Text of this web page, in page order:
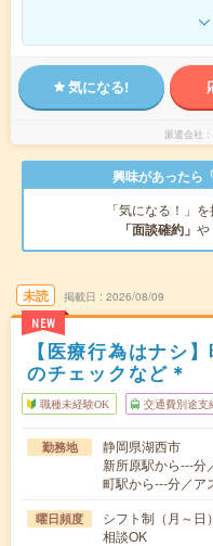
気になる!
派遣会社
興味があったら
「気になる！」
「面談確約」 や
未読
NEW
掲載日 2026/08/09
【医療行為はナシ
のチェックなど＊
職種未経験OK 交通費別途支
勤務地
静岡県湖西市
新所原駅から---分
町駅から---分／ア
曜日頻度
シフト制（月～日
相談OK